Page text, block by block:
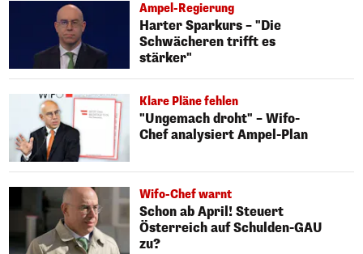
Ampel-Regierung
Harter Sparkurs – "Die
Schwächeren trifft es
stärker"
Klare Pläne fehlen
"Ungemach droht" – Wifo-
Chef analysiert Ampel-Plan
Wifo-Chef warnt
Schon ab April! Steuert
Österreich auf Schulden-GAU
zu?